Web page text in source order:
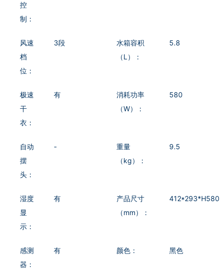
控
制：
风速
档
位：
3段
水箱容积
（L）：
5.8
极速
干
衣：
有
消耗功率
（W）：
580
自动
摆
头：
-
重量
（kg）：
9.5
湿度
显
示：
有
产品尺寸
（mm）：
412*293*H580
感测
器：
有 颜色： 黑色